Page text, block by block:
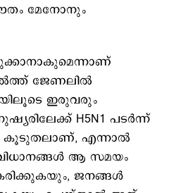
മേനോനും
ജേണലിൽ
ഇരുവരും
H5N1 പടർന്ന്
കൂടുതലാണ്, എന്നാൽ
ആ സമയം
ജനങ്ങൾ